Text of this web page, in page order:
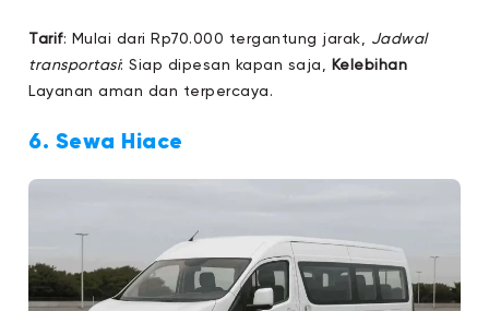
Tarif: Mulai dari Rp70.000 tergantung jarak, Jadwal
transportasi: Siap dipesan kapan saja, Kelebihan
Layanan aman dan terpercaya.
6. Sewa Hiace